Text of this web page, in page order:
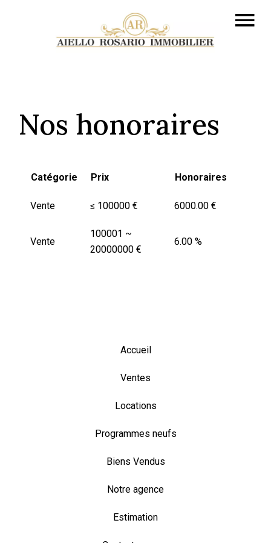
Nos honoraires
Catégorie Prix Honoraires
Vente ≤ 100000 € 6000.00 €
Vente
100001 ~
20000000 €
6.00 %
Accueil
Ventes
Locations
Programmes neufs
Biens Vendus
Notre agence
Estimation